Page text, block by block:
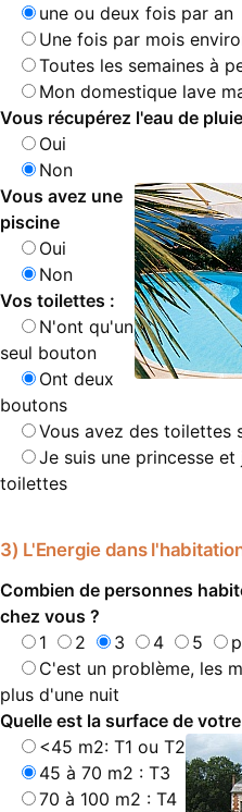
une ou deux fois par an
Une fois par mois
Toutes les semaines à
Mon domestique lave
Vous récupérez l'eau de
Oui
Non
Vous avez une
piscine
Oui
Non
Vos toilettes :
N'ont qu'un
seul bouton
Ont deux
boutons
Vous avez des toilettes
Je suis une princesse
toilettes
3) L'Energie dans
Combien de personnes
chez vous ?
1
2 3 4 5
C'est un problème, les
plus d'une nuit
Quelle est la surface de
<45 m2: T1 ou T2
45 à 70 m2 : T3
70 à 100 m2 : T4